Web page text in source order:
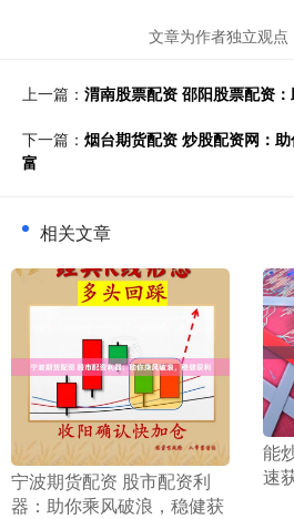
文章为作者独立观
上一篇： 渭南股票配资 邵阳股票配资
下一篇： 烟台期货配资 炒股配资网：
富
相关文章
​宁波期货配资 股市配资利
器：助你乘风破浪，稳健获
能
速